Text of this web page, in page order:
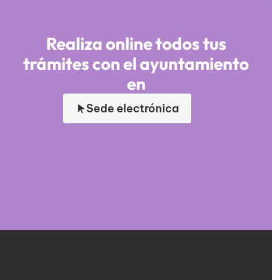
Realiza online todos tus
trámites con el ayuntamiento
en
Sede electrónica